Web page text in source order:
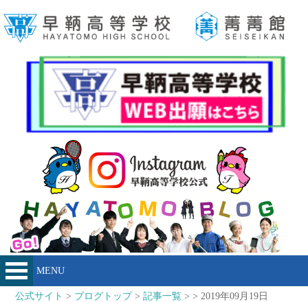
MENU
公式サイト > ブログトップ>記事一覧 > > 2019年09月19日